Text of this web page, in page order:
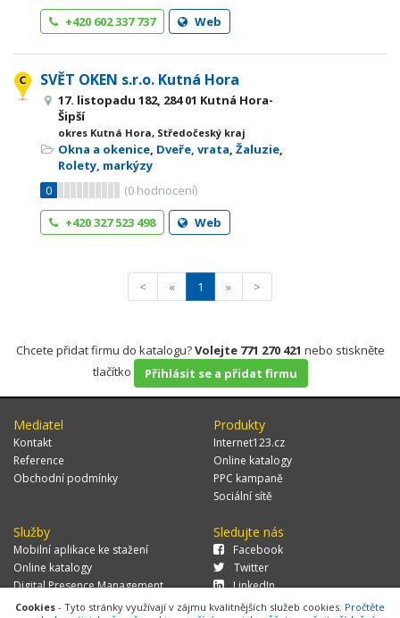
+420 602 337 737
Web
SVĚT OKEN s.r.o. Kutná Hora
17. listopadu 182, 284 01 Kutná Hora-
Šipší
okres Kutná Hora, Středočeský kraj
Okna a okenice, Dveře, vrata, Žaluzie,
Rolety, markýzy
0
(0 hodnocení)
+420 327 523 498
Web
< « 1 » >
Chcete přidat firmu do katalogu?Volejte 771 270 421 nebo stiskněte
tlačítko
Přihlásit se a přidat firmu
Mediatel
Kontakt
Reference
Obchodní podmínky
Produkty
Internet123.cz
Online katalogy
PPC kampaně
Sociální sítě
Služby
Mobilní aplikace ke stažení
Online katalogy
Digital Presence Management
Více zákazníků
Sledujte nás
Facebook
Twitter
LinkedIn
Cookies - Tyto stránky využívají v zájmu kvalitnějších služeb cookies. Pročtěte